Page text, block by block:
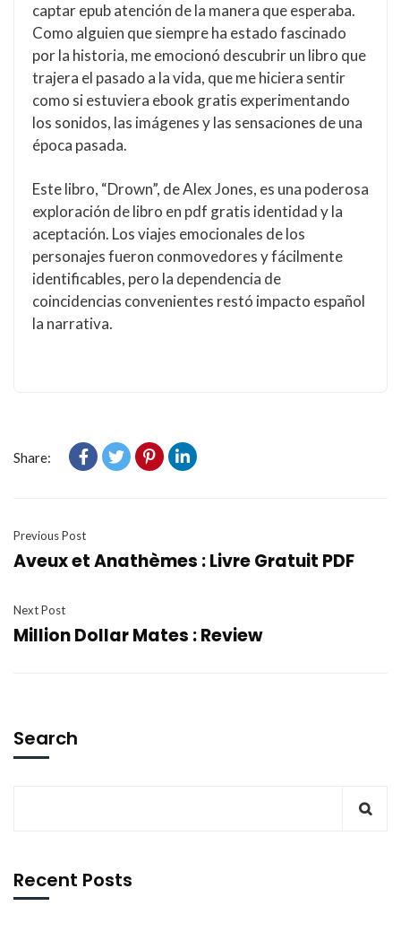
captar epub atención de la manera que esperaba.
Como alguien que siempre ha estado fascinado
por la historia, me emocionó descubrir un libro que
trajera el pasado a la vida, que me hiciera sentir
como si estuviera ebook gratis experimentando
los sonidos, las imágenes y las sensaciones de una
época pasada.
Este libro, “Drown”, de Alex Jones, es una poderosa
exploración de libro en pdf gratis identidad y la
aceptación. Los viajes emocionales de los
personajes fueron conmovedores y fácilmente
identificables, pero la dependencia de
coincidencias convenientes restó impacto español
la narrativa.
Share:
Previous Post
Aveux et Anathèmes : Livre Gratuit PDF
Next Post
Million Dollar Mates : Review
Search
Recent Posts